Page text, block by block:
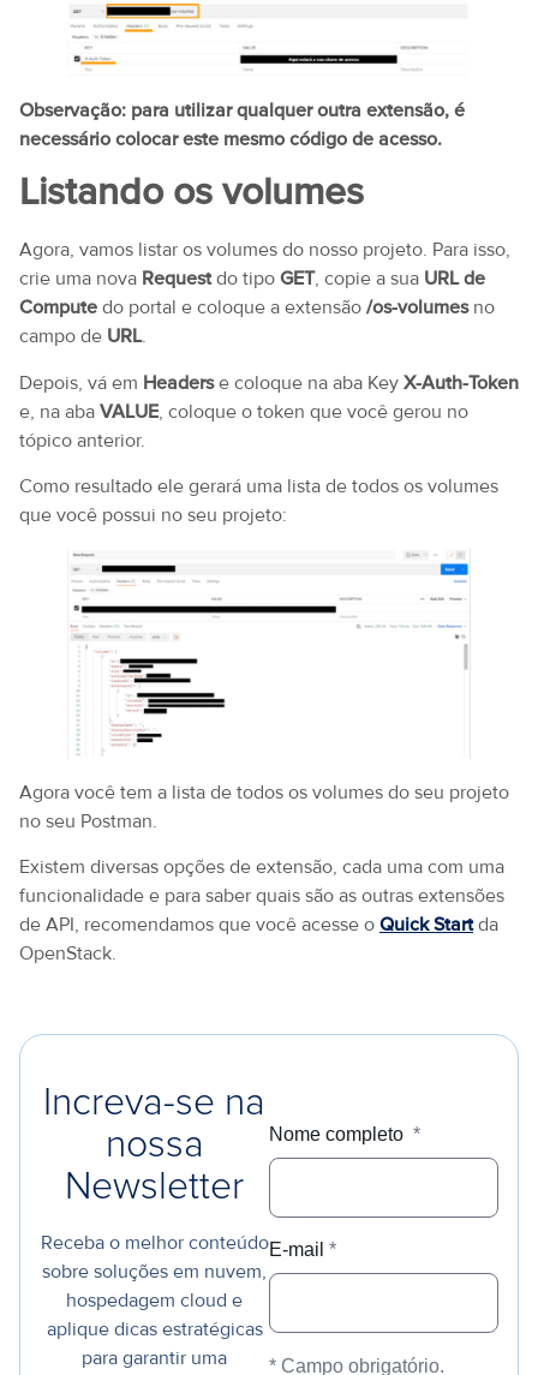
Observação: para utilizar qualquer outra extensão, é
necessário colocar este mesmo código de acesso.
Listando os volumes
Agora, vamos listar os volumes do nosso projeto. Para isso,
crie uma nova Requestdo tipo GET, copie a sua URL de
Compute do portal e coloque a extensão /os-volumesno
campo de URL.
Depois, vá em Headerse coloque na aba Key X-Auth-Token
e, na aba VALUE, coloque o token que você gerou no
tópico anterior.
Como resultado ele gerará uma lista de todos os volumes
que você possui no seu projeto:
Agora você tem a lista de todos os volumes do seu projeto
no seu Postman.
Existem diversas opções de extensão, cada uma com uma
funcionalidade e para saber quais são as outras extensões
de API, recomendamos que você acesse o Quick Startda
OpenStack.
Increva-se na
nossa
Newsletter
Receba o melhor conteúdo
sobre soluções em nuvem,
hospedagem cloud e
aplique dicas estratégicas
para garantir uma
Nome completo *
E-mail *
* Campo obrigatório.